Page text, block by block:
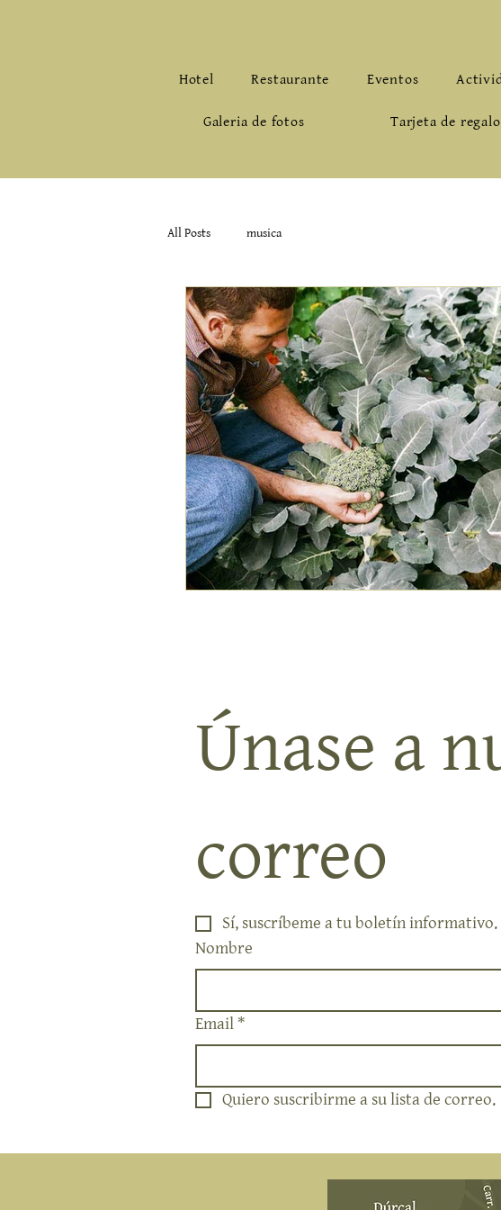
Hotel Restaurante Eventos
Galeria de fotos Tarjeta de regalo
All Posts musica
Únase a
correo
Sí, suscríbeme a tu boletín informativo.
Nombre
Email *
Quiero suscribirme a su lista de correo.